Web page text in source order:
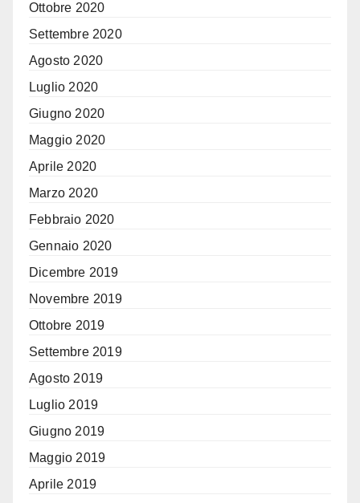
Ottobre 2020
Settembre 2020
Agosto 2020
Luglio 2020
Giugno 2020
Maggio 2020
Aprile 2020
Marzo 2020
Febbraio 2020
Gennaio 2020
Dicembre 2019
Novembre 2019
Ottobre 2019
Settembre 2019
Agosto 2019
Luglio 2019
Giugno 2019
Maggio 2019
Aprile 2019